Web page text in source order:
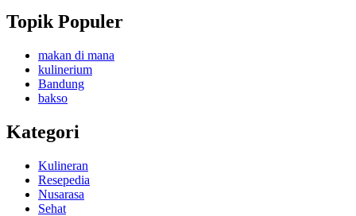
Topik Populer
makan di mana
kulinerium
Bandung
bakso
Kategori
Kulineran
Resepedia
Nusarasa
Sehat